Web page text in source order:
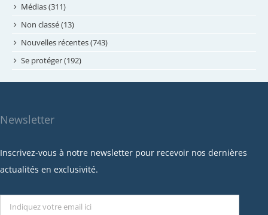
janvier 2024
novembre 2023
octobre 2023
septembre 2023
mars 2023
janvier 2023
décembre 2022
octobre 2022
Médias (311)
Non classé (13)
Nouvelles récentes (743)
Se protéger (192)
Newsletter
Inscrivez-vous à notre newsletter pour recevoir nos dernières
actualités en exclusivité.